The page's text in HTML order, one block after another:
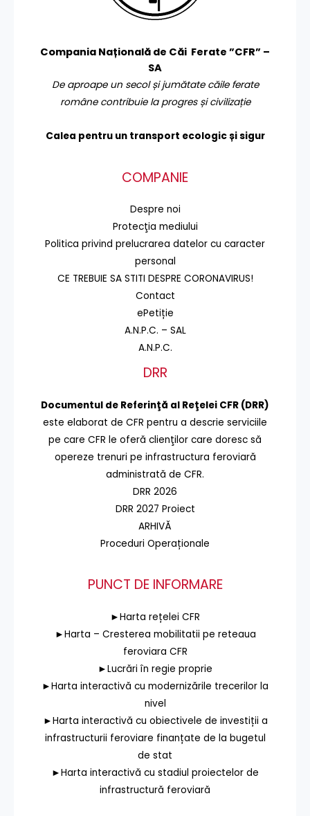
Compania Națională de Căi Ferate ”CFR” –
SA
De aproape un secol și jumătate căile ferate
române contribuie la progres și civilizație
Calea pentru un transport ecologic și sigur
COMPANIE
Despre noi
Protecţia mediului
Politica privind prelucrarea datelor cu caracter
personal
CE TREBUIE SA STITI DESPRE CORONAVIRUS!
Contact
ePetiție
A.N.P.C. – SAL
A.N.P.C.
DRR
Documentul de Referinţă al Reţelei CFR (DRR)
este elaborat de CFR pentru a descrie serviciile
pe care CFR le oferă clienţilor care doresc să
opereze trenuri pe infrastructura feroviară
administrată de CFR.
DRR 2026
DRR 2027 Proiect
ARHIVĂ
Proceduri Operaționale
PUNCT DE INFORMARE
►Harta rețelei CFR
►Harta – Cresterea mobilitatii pe reteaua
feroviara CFR
►Lucrări în regie proprie
►Harta interactivă cu modernizările trecerilor la
nivel
►Harta interactivă cu obiectivele de investiții a
infrastructurii feroviare finanțate de la bugetul
de stat
►Harta interactivă cu stadiul proiectelor de
infrastructură feroviară